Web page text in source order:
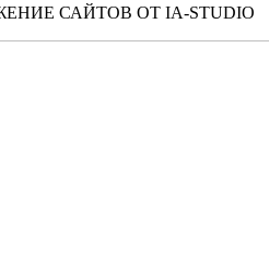
САЙТОВ ОТ IA-STUDIO